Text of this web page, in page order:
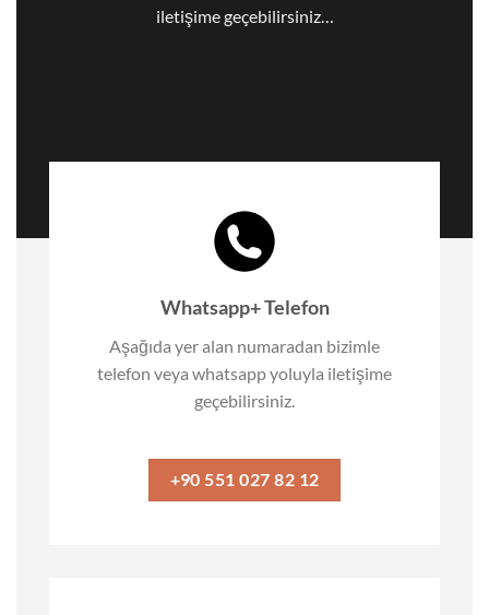
iletişime geçebilirsiniz…
Whatsapp+ Telefon
Aşağıda yer alan numaradan bizimle
telefon veya whatsapp yoluyla iletişime
geçebilirsiniz.
+90 551 027 82 12